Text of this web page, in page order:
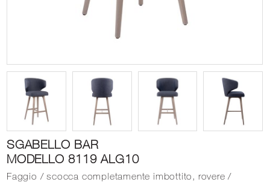
SGABELLO BAR
MODELLO 8119 ALG10
Faggio / scocca completamente imbottito, rovere /